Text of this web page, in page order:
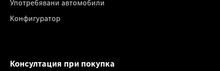
Употребявани автомобили
Конфигуратор
Консултация при покупка